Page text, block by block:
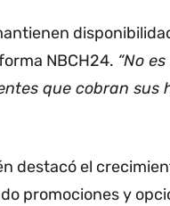
NBCH24. “No
que cobran sus
destacó el
promociones y